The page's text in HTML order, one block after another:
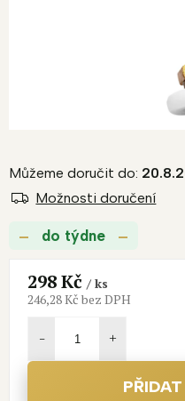
do týdne
Můžeme doručit do:
Možnosti doručení
298 Kč/ ks
246,28 Kč bez DPH